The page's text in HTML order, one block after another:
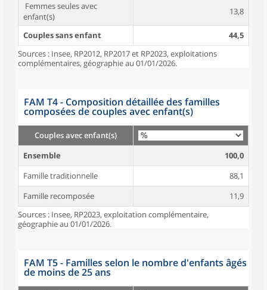
Femmes seules avec
enfant(s)
13,8
Couples sans enfant
44,5
Sources : Insee, RP2012, RP2017 et RP2023, exploitations
complémentaires, géographie au 01/01/2026.
FAM T4 - Composition détaillée des familles
composées de couples avec enfant(s)
Couples avec enfant(s)
Ensemble
100,0
Famille traditionnelle
88,1
Famille recomposée
11,9
Sources : Insee, RP2023, exploitation complémentaire,
géographie au 01/01/2026.
FAM T5 - Familles selon le nombre d'enfants âgés
de moins de 25 ans